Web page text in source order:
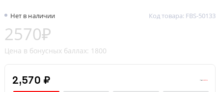
Нет в наличии Код товара: FBS-50133
2570₽
Цена в бонусных баллах: 1800
2,570 ₽